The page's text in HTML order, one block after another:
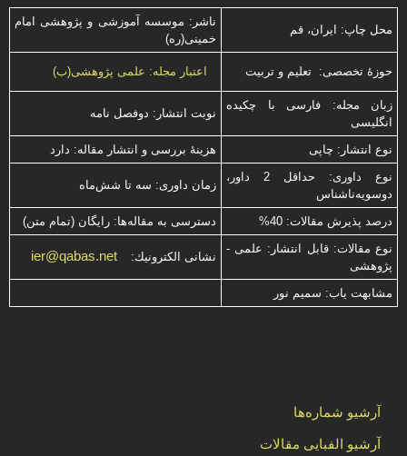
محل چاپ: ایران، قم
ناشر: موسسه آموزشی و پژوهشی امام
خمینی(ره)
حوزۀ تخصصی: تعلیم و تربیت اعتبار مجله: علمی پژوهشی(ب)
زبان مجله: فارسی با چكیده
انگلیسی
نوبت انتشار: دوفصل نامه
نوع انتشار: چاپی
هزینۀ بررسی و انتشار مقاله: دارد
نوع داوری: حداقل 2 داور،
دوسویه‌ناشناس
زمان داوری: سه تا شش‌ماه
درصد پذیرش مقالات: 40%
دسترسی به مقاله‌ها: رایگان (تمام متن)
نوع مقالات: قابل انتشار: علمی -
پژوهشی
نشانی الكترونیك: ier@qabas.net
مشابهت ياب: سميم نور
آرشیو شماره‌ها
آرشیو الفبایی مقالات